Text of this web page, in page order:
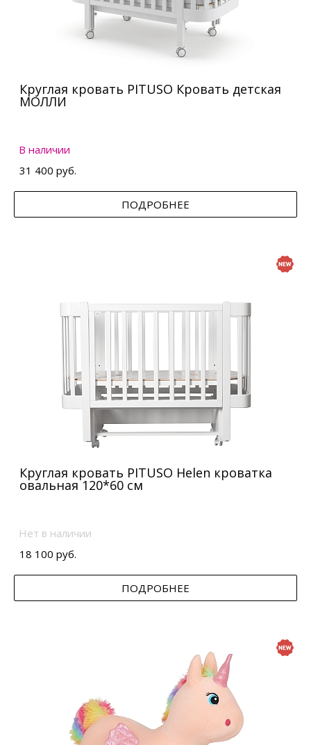
Круглая кровать PITUSO Кровать детская
МОЛЛИ
В наличии
31 400 руб.
ПОДРОБНЕЕ
Круглая кровать PITUSO Helen кроватка
овальная 120*60 см
Нет в наличии
18 100 руб.
ПОДРОБНЕЕ